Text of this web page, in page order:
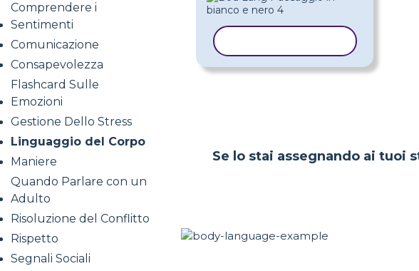
Comprendere i
Sentimenti
Comunicazione
Consapevolezza
Flashcard Sulle
Emozioni
Gestione Dello Stress
Linguaggio del Corpo
Maniere
Quando Parlare con un
Adulto
Risoluzione del Conflitto
Rispetto
Segnali Sociali
Se lo stai assegnando ai tuoi